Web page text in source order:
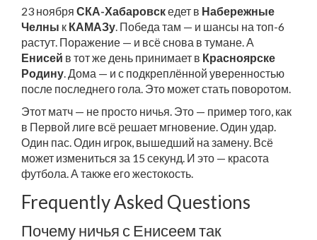
23 ноября СКА-Хабаровскедет в Набережные
Челны к КАМАЗу . Победа там — и шансы на топ-6
растут. Поражение — и всё снова в тумане. А
Енисей в тот же день принимает в Красноярске
Родину . Дома — и с подкреплённой уверенностью
после последнего гола. Это может стать поворотом.
Этот матч — не просто ничья. Это — пример того, как
в Первой лиге всё решает мгновение. Один удар.
Один пас. Один игрок, вышедший на замену. Всё
может измениться за 15 секунд. И это — красота
футбола. А также его жестокость.
Frequently Asked Questions
Почему ничья с Енисеем так